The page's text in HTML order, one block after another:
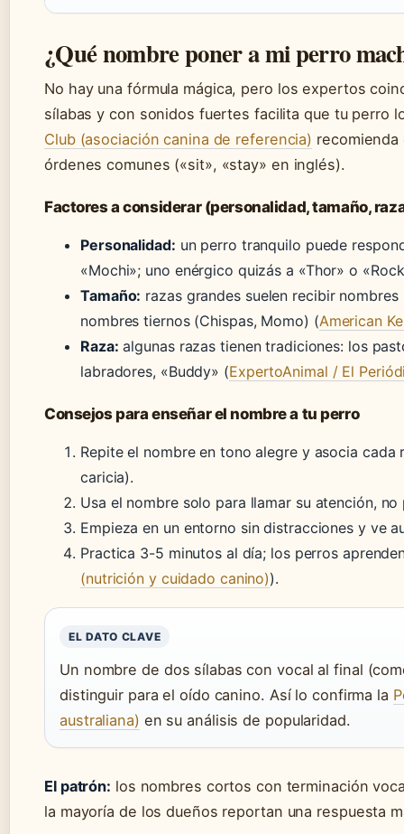
¿Qué nombre poner a mi perro
No hay una fórmula mágica, pero los expertos
sílabas y con sonidos fuertes facilita que tu perro
Club (asociación canina de referencia)
órdenes comunes («sit», «stay» en inglés).
Factores a considerar (personalidad, tamaño,
Personalidad: un perro tranquilo puede
«Mochi»; uno enérgico quizás a «Thor» o
Tamaño: razas grandes suelen recibir
nombres tiernos (Chispas, Momo) (American
Raza: algunas razas tienen tradiciones: los
labradores, «Buddy» (ExpertoAnimal / El
Consejos para enseñar el nombre a tu perro
Repite el nombre en tono alegre y asocia
caricia).
Usa el nombre solo para llamar su atención, no
Empieza en un entorno sin distracciones y ve
Practica 3-5 minutos al día; los perros
(nutrición y cuidado canino)).
EL DATO CLAVE
Un nombre de dos sílabas con vocal al final
distinguir para el oído canino. Así lo confirma la
australiana) en su análisis de popularidad.
El patrón: los nombres cortos con terminación
la mayoría de los dueños reportan una respuesta